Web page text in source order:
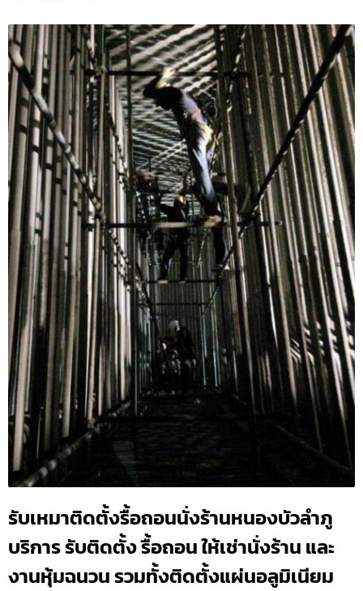
รับเหมาติดตั้งรื้อถอนนั่งร้านหนองบัวลำภู
บริการ รับติดตั้ง รื้อถอน ให้เช่านั่งร้าน และ
งานหุ้มฉนวน รวมทั้งติดตั้งแผ่นอลูมิเนียม